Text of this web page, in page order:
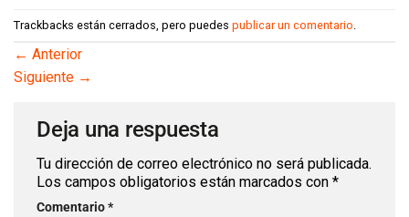
Trackbacks están cerrados, pero puedes publicar un comentario
← Anterior
Siguiente →
Deja una respuesta
Tu dirección de correo electrónico no será publicada.
Los campos obligatorios están marcados con *
Comentario*